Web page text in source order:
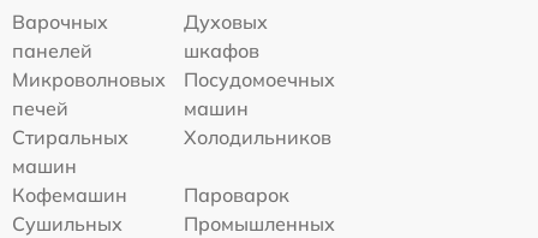
Варочных
панелей
Духовых
шкафов
Микроволновых
печей
Посудомоечных
машин
Стиральных
машин
Холодильников
Кофемашин
Пароварок
Сушильных
Промышленных